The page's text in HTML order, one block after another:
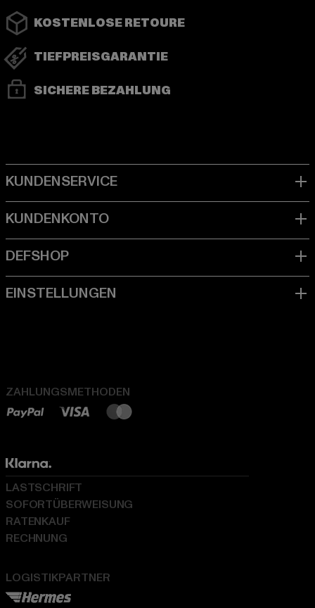
KOSTENLOSE RETOURE
TIEFPREISGARANTIE
SICHERE BEZAHLUNG
ZAHLUNGSMETHODEN
LOGISTIKPARTNER
LASTSCHRIFT
SOFORTÜBERWEISUNG
RATENKAUF
RECHNUNG